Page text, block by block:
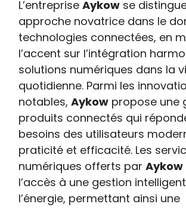
L’entrepriseAykow se
approche novatrice dans le
technologies connectées, en
l’accent sur l’intégration
solutions numériques dans la
quotidienne. Parmi les
notables,Aykow propose une
produits connectés qui
besoins des utilisateurs
praticité et efficacité. Les
numériques offerts parAykow
l’accès à une gestion
l’énergie, permettant ainsi une